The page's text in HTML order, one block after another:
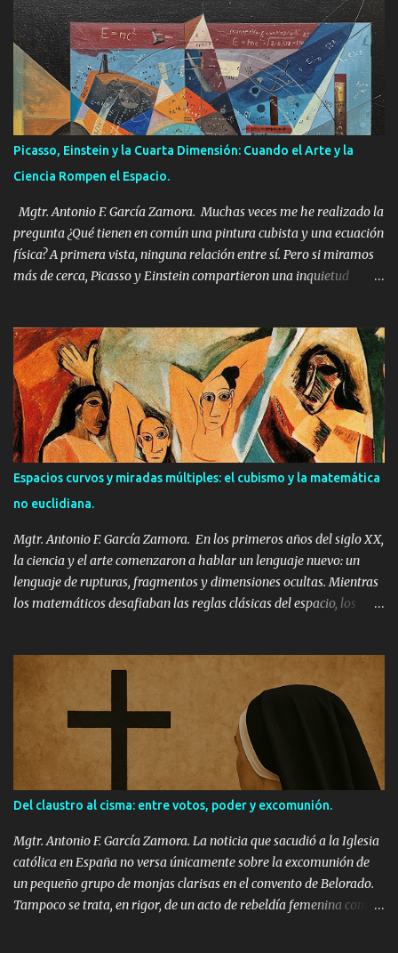
i
o
s
Picasso, Einstein y la Cuarta Dimensión: Cuando el Arte y la
Ciencia Rompen el Espacio.
Mgtr. Antonio F. García Zamora. Muchas veces me he realizado la
pregunta ¿Qué tienen en común una pintura cubista y una ecuación
física? A primera vista, ninguna relación entre sí. Pero si miramos
más de cerca, Picasso y Einstein compartieron una inquietud
directa o intuitiva) en el universo fascinante de la cuarta
dimensión y la geometría no euclidiana. La ruptura del espacio:
más allá de Euclides. Durante siglos, todo en nuestro mundo: las
casas, los paisajes, los cuerpos se representaron sobre un mismo
marco: el de la geometría euclidiana. Esa geometría que
aprendemos en la escuela, con líneas paralelas, ángulos rectos y
triángulos con 180 grados. Pero a mediados del siglo XIX, los
matemáticos Lobachevski, Bolyai y Riemann comenzaron a
imaginar espacios que no seguían estas reglas. Espacios curvos.
Espacios donde el paralelismo falla. Espac...
Espacios curvos y miradas múltiples: el cubismo y la matemática
no euclidiana.
Mgtr. Antonio F. García Zamora. En los primeros años del siglo XX,
la ciencia y el arte comenzaron a hablar un lenguaje nuevo: un
lenguaje de rupturas, fragmentos y dimensiones ocultas. Mientras
los matemáticos desafiaban las reglas clásicas del espacio, los
una exploración visual que resonaba con las ideas de la geometría
no euclidiana. Pero, ¿Cómo se cruzaron estos caminos? Adiós a la
perspectiva clásica... Durante siglos, los artistas utilizaron la
perspectiva lineal renacentista, basada en la geometría de
Euclides. Un punto de fuga, líneas paralelas que convergen, y una
ilusión perfecta de profundidad. El cubismo rompió con esa
convención. En lugar de representar un objeto desde un solo punto
de vista, Picasso y Braque lo mostraban desde varios ángulos al
mismo tiempo. "Les Demoiselles d’Avignon" (1907) – Pablo Picasso
Cinco figuras femeninas fragmenta...
Del claustro al cisma: entre votos, poder y excomunión.
Mgtr. Antonio F. García Zamora. La noticia que sacudió a la Iglesia
católica en España no versa únicamente sobre la excomunión de
un pequeño grupo de monjas clarisas en el convento de Belorado.
Tampoco se trata, en rigor, de un acto de rebeldía femenina como